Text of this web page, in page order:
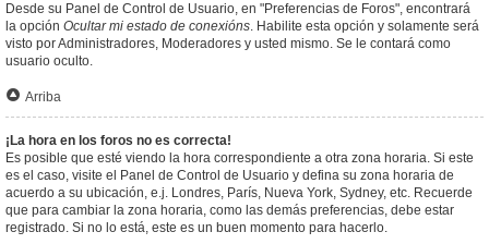
Desde su Panel de Control de Usuario, en "Preferencias de Foros", encontrará
la opción Ocultar mi estado de conexións. Habilite esta opción y solamente será
visto por Administradores, Moderadores y usted mismo. Se le contará como
usuario oculto.
Arriba
¡La hora en los foros no es correcta!
Es posible que esté viendo la hora correspondiente a otra zona horaria. Si este
es el caso, visite el Panel de Control de Usuario y defina su zona horaria de
acuerdo a su ubicación, e.j. Londres, París, Nueva York, Sydney, etc. Recuerde
que para cambiar la zona horaria, como las demás preferencias, debe estar
registrado. Si no lo está, este es un buen momento para hacerlo.